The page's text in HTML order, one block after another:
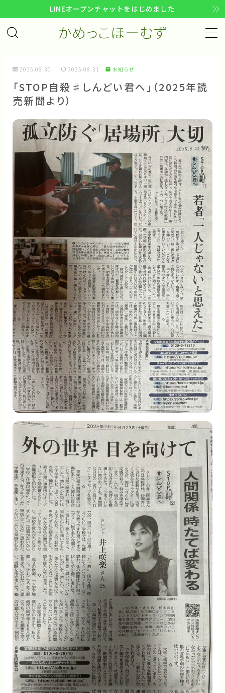
LINEオープンチャットをはじめました
かめっこほーむず
MENU
コンセプト
趣意文
企画書
活動計画
活動指針
活動の歩み
メンバー
アクセス
記事一覧
お知らせ
活動通信
研修・講座受講レポート
寄付と協賛のお願い
お問い合わせ
2025.08.30 2025.08.31 お知らせ
「STOP自殺♯しんどい君へ」（2025年読
売新聞より）